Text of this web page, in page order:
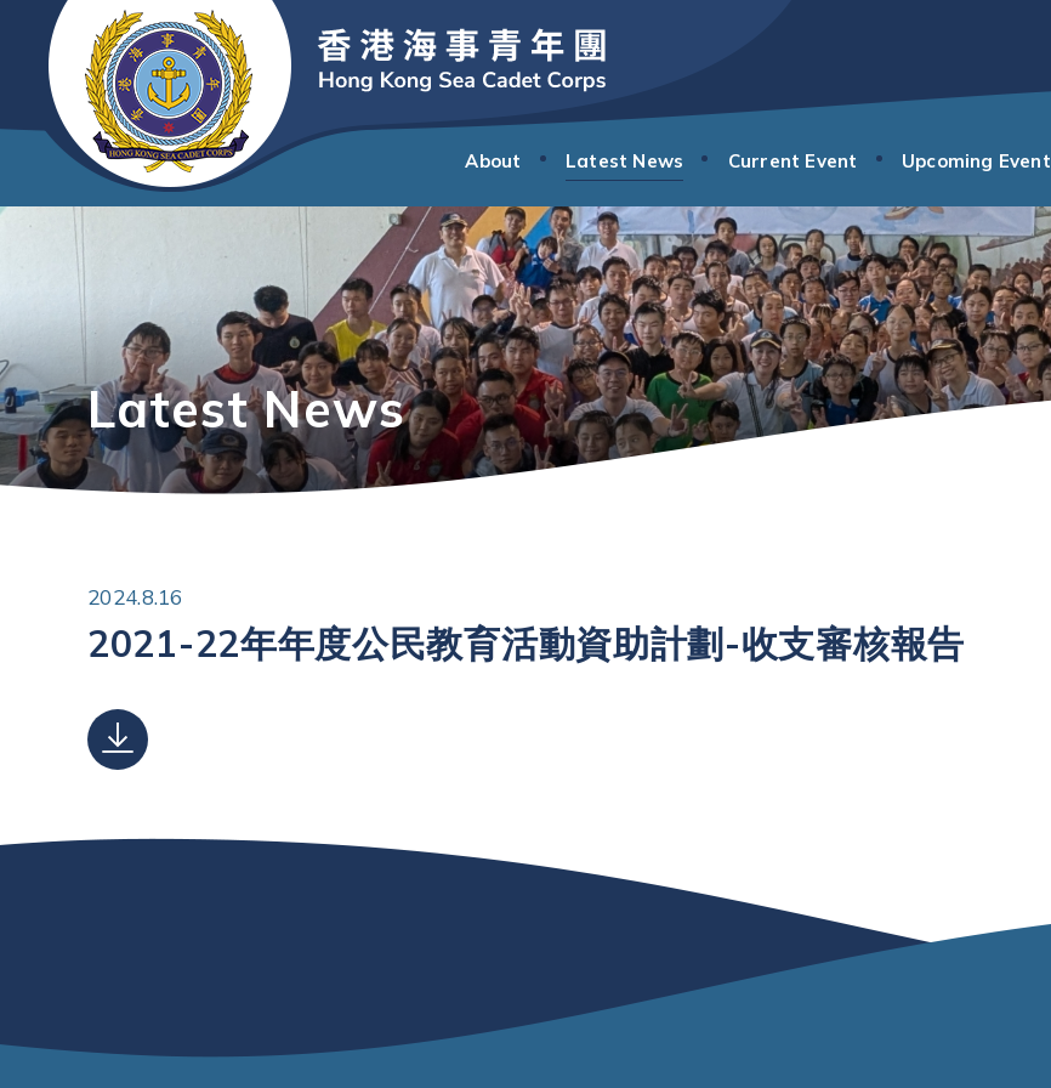
About Latest News Current Event Upcoming Event
Latest News
2024.8.16
2021-22年年度公民教育活動資助計劃-收支審核報告